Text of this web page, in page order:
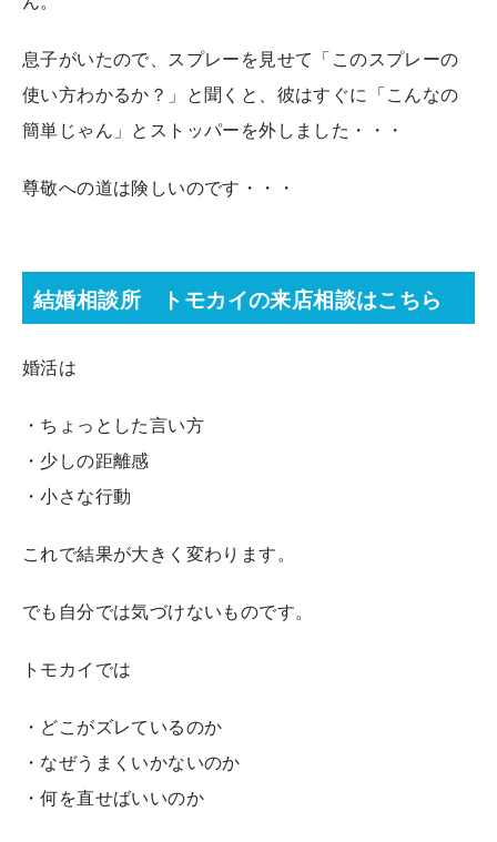
息子がいたので、スプレーを見せて「このスプレーの
使い方わかるか？」と聞くと、彼はすぐに「こんなの
簡単じゃん」とストッパーを外しました・・・
尊敬への道は険しいのです・・・
結婚相談所 トモカイの来店相談はこちら
婚活は
・ちょっとした言い方
・少しの距離感
・小さな行動
これで結果が大きく変わります。
でも自分では気づけないものです。
トモカイでは
・どこがズレているのか
・なぜうまくいかないのか
・何を直せばいいのか